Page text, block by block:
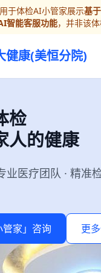
于体检AI小管家展示基
智能客服功能，并非该
健康(美恒分院)
检
人的健康
业医疗团队 · 精准
家」咨询 更